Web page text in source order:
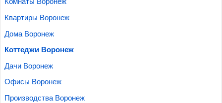
Квартиры Воронеж
Дома Воронеж
Коттеджи Воронеж
Дачи Воронеж
Офисы Воронеж
Производства Воронеж